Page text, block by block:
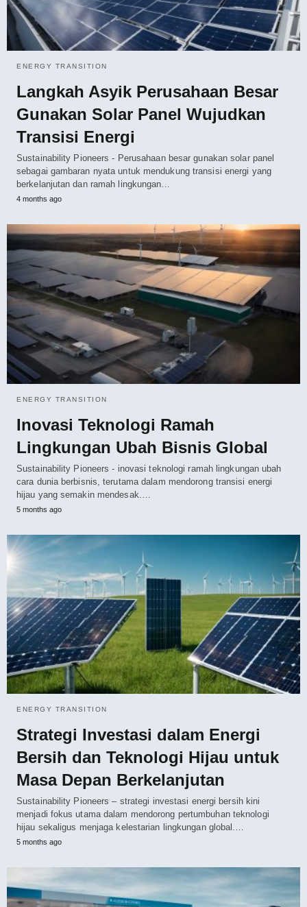
ENERGY TRANSITION
Langkah Asyik Perusahaan Besar
Gunakan Solar Panel Wujudkan
Transisi Energi
Sustainability Pioneers - Perusahaan besar gunakan solar panel
sebagai gambaran nyata untuk mendukung transisi energi yang
berkelanjutan dan ramah lingkungan…
4 months ago
ENERGY TRANSITION
Inovasi Teknologi Ramah
Lingkungan Ubah Bisnis Global
Sustainability Pioneers - inovasi teknologi ramah lingkungan ubah
cara dunia berbisnis, terutama dalam mendorong transisi energi
hijau yang semakin mendesak.…
5 months ago
ENERGY TRANSITION
Strategi Investasi dalam Energi
Bersih dan Teknologi Hijau untuk
Masa Depan Berkelanjutan
Sustainability Pioneers – strategi investasi energi bersih kini
menjadi fokus utama dalam mendorong pertumbuhan teknologi
hijau sekaligus menjaga kelestarian lingkungan global.…
5 months ago